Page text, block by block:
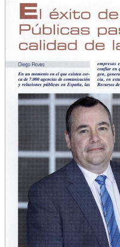
Clientes
Blog
Contacto